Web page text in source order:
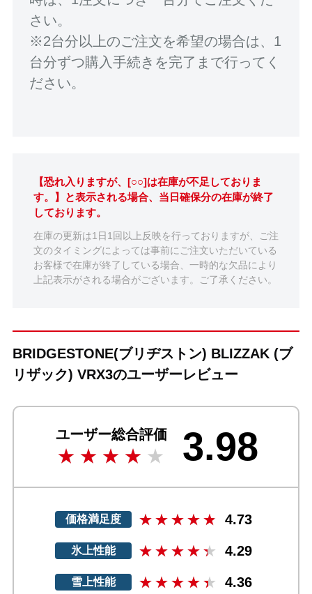
さい。
※2台分以上のご注文を希望の場合は、1
台分ずつ購入手続きを完了まで行ってく
ださい。
【恐れ入りますが、[○○]は在庫が不足しておりま
す。】と表示される場合、当日確保分の在庫が終了
しております。
在庫の更新は1日1回以上反映を行っておりますが、ご注
文のタイミングによっては事前にご注文いただいている
お客様で在庫が終了している場合、一時的な欠品により
上記表示がされる場合がございます。ご了承ください。
BRIDGESTONE(ブリヂストン) BLIZZAK (ブ
リザック) VRX3のユーザーレビュー
ユーザー総合評価 3.98
価格満足度 4.73
氷上性能 4.29
雪上性能 4.36